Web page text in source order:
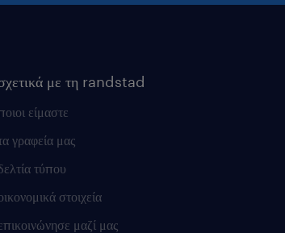
με τη randstad
είμαστε
γραφεία μας
τύπου
στοιχεία
μαζί μας